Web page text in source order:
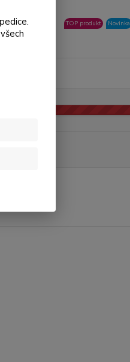
Není skladem TOP produkt Novinka